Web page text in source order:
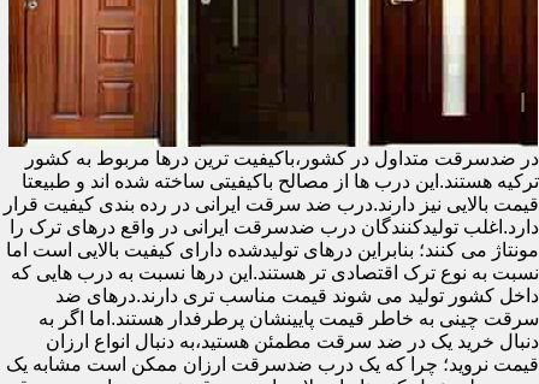
در ضدسرقت متداول در کشور،باکیفیت ترین درها مربوط به کشور
ترکیه هستند.این درب ها از مصالح باکیفیتی ساخته شده اند و طبیعتا
قیمت بالایی نیز دارند.درب ضد سرقت ایرانی در رده بندی کیفیت قرار
دارد.اغلب تولیدکنندگان درب ضدسرقت ایرانی در واقع درهای ترک را
مونتاژ می کنند؛ بنابراین درهای تولیدشده دارای کیفیت بالایی است اما
نسبت به نوع ترک اقتصادی تر هستند.این درها نسبت به درب هایی که
داخل کشور تولید می شوند قیمت مناسب تری دارند.درهای ضد
سرقت چینی به خاطر قیمت پایینشان پرطرفدار هستند.اما اگر به
دنبال خرید یک در ضد سرقت مطمئن هستید،به دنبال انواع ارزان
قیمت نروید؛ چرا که یک درب ضدسرقت ارزان ممکن است مشابه یک